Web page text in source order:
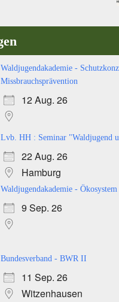
Waldjugendakademie -
Missbrauchsprävention
12 Aug. 26
Lvb. HH : Seminar "Waldjugend
22 Aug. 26
Hamburg
Waldjugendakademie -
9 Sep. 26
Bundesverband - BWR II
11 Sep. 26
Witzenhausen